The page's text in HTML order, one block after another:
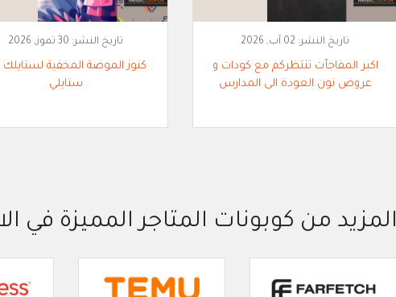
تاريخ النشر: 02 آب, 2026
اكبر المفاجأت تنتظركم مع كودات و
عروض نون العودة الى المدارس
تاريخ النشر: 30 تموز, 2026
كنوز الموضة المخفية
ستايلي
المزيد من كوبونات المتاجر المميزة في